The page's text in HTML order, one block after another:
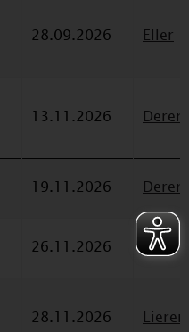
28.09.2026 Eller
13.11.2026
19.11.2026
26.11.2026 Eller
28.11.2026